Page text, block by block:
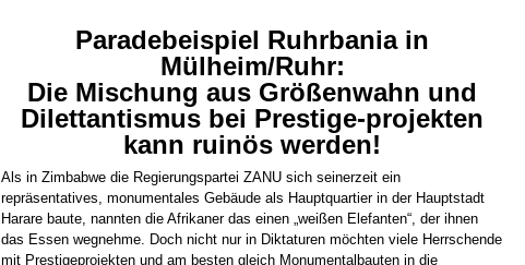
Paradebeispiel Ruhrbania in
Mülheim/Ruhr:
Die Mischung aus Größenwahn und
Dilettantismus bei Prestige-projekten
kann ruinös werden!
Als in Zimbabwe die Regierungspartei ZANU sich seinerzeit ein
repräsentatives, monumentales Gebäude als Hauptquartier in der Hauptstadt
Harare baute, nannten die Afrikaner das einen „weißen Elefanten“, der ihnen
das Essen wegnehme. Doch nicht nur in Diktaturen möchten viele Herrschende
mit Prestigeprojekten und am besten gleich Monumentalbauten in die